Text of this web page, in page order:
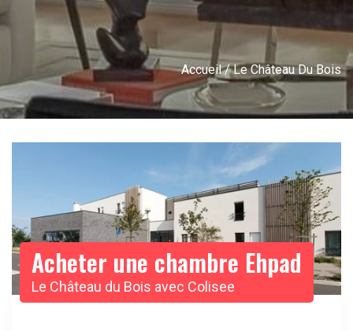
Accueil/ Le Château Du Bois
Acheter une chambre Ehpad
Le Château du Bois avec Colisee